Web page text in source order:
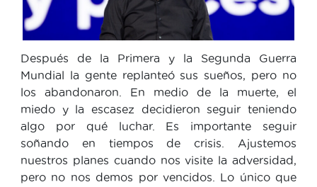
Después de la Primera y la Segunda Guerra
Mundial la gente replanteó sus sueños, pero no
los abandonaron. En medio de la muerte, el
miedo y la escasez decidieron seguir teniendo
algo por qué luchar. Es importante seguir
soñando en tiempos de crisis. Ajustemos
nuestros planes cuando nos visite la adversidad,
pero no nos demos por vencidos. Lo único que